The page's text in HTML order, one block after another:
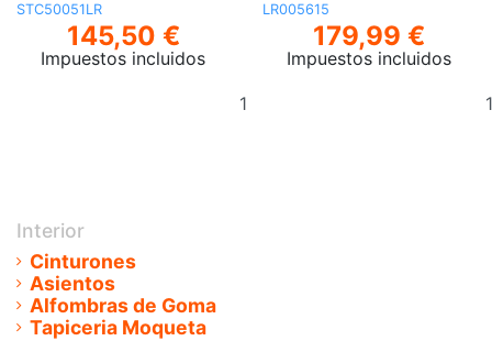
STC50051LR
145,50 €
Impuestos incluidos
LR005615
179,99 €
Impuestos incluidos
Interior
Cinturones
Asientos
Alfombras de Goma
Tapiceria Moqueta